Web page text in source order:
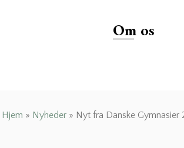
Om os
Hjem » Nyheder» Nyt fra Danske Gymnasier